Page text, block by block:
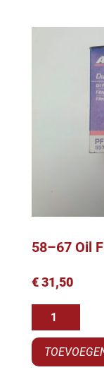
58–67 Oil
€31,50
-67
Oil